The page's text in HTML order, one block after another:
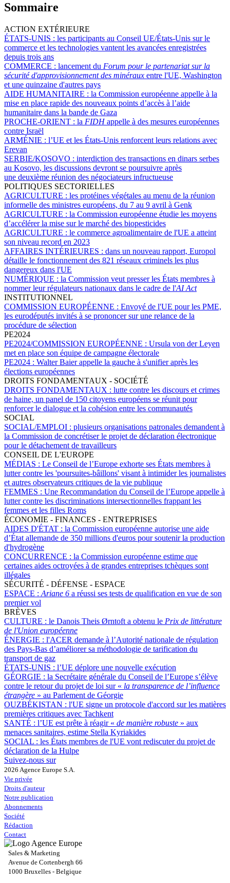
Sommaire
ACTION EXTÉRIEURE
ÉTATS-UNIS : les participants au Conseil UE/États-Unis sur le
commerce et les technologies vantent les avancées enregistrées
depuis trois ans
COMMERCE : lancement du Forum pour le partenariat sur la
sécurité d'approvisionnement des minéraux entre l'UE, Washington
et une quinzaine d'autres pays
AIDE HUMANITAIRE : la Commission européenne appelle à la
mise en place rapide des nouveaux points d’accès à l’aide
humanitaire dans la bande de Gaza
PROCHE-ORIENT : la FIDHappelle à des mesures européennes
contre Israël
ARMÉNIE : l’UE et les États-Unis renforcent leurs relations avec
Erevan
SERBIE/KOSOVO : interdiction des transactions en dinars serbes
au Kosovo, les discussions devront se poursuivre après
une deuxième réunion des négociateurs infructueuse
POLITIQUES SECTORIELLES
AGRICULTURE : les protéines végétales au menu de la réunion
informelle des ministres européens, du 7 au 9 avril à Genk
AGRICULTURE : la Commission européenne étudie les moyens
d’accélérer la mise sur le marché des biopesticides
AGRICULTURE : le commerce agroalimentaire de l'UE a atteint
son niveau record en 2023
AFFAIRES INTÉRIEURES : dans un nouveau rapport, Europol
détaille le fonctionnement des 821 réseaux criminels les plus
dangereux dans l'UE
NUMÉRIQUE : la Commission veut presser les États membres à
nommer leur régulateurs nationaux dans le cadre de l'AI Act
INSTITUTIONNEL
COMMISSION EUROPÉENNE : Envoyé de l'UE pour les PME,
les eurodéputés invités à se prononcer sur une relance de la
procédure de sélection
PE2024
PE2024/COMMISSION EUROPÉENNE : Ursula von der Leyen
met en place son équipe de campagne électorale
PE2024 : Walter Baier appelle la gauche à s'unifier après les
élections européennes
DROITS FONDAMENTAUX - SOCIÉTÉ
DROITS FONDAMENTAUX : lutte contre les discours et crimes
de haine, un panel de 150 citoyens européens se réunit pour
renforcer le dialogue et la cohésion entre les communautés
SOCIAL
SOCIAL/EMPLOI : plusieurs organisations patronales demandent à
la Commission de concrétiser le projet de déclaration électronique
pour le détachement de travailleurs
CONSEIL DE L'EUROPE
MÉDIAS : Le Conseil de l’Europe exhorte ses États membres à
lutter contre les 'poursuites-bâillons' visant à intimider les journalistes
et autres observateurs critiques de la vie publique
FEMMES : Une Recommandation du Conseil de l’Europe appelle à
lutter contre les discriminations intersectionnelles frappant les
femmes et les filles Roms
ÉCONOMIE - FINANCES - ENTREPRISES
AIDES D'ÉTAT : la Commission européenne autorise une aide
d’État allemande de 350 millions d'euros pour soutenir la production
d'hydrogène
CONCURRENCE : la Commission européenne estime que
certaines aides octroyées à de grandes entreprises tchèques sont
illégales
SÉCURITÉ - DÉFENSE - ESPACE
ESPACE : Ariane 6 a réussi ses tests de qualification en vue de son
premier vol
BRÈVES
CULTURE : le Danois Theis Ørntoft a obtenu le Prix de littérature
de l'Union européenne
ÉNERGIE : l'ACER demande à l’Autorité nationale de régulation
des Pays-Bas d’améliorer sa méthodologie de tarification du
transport de gaz
ÉTATS-UNIS : l’UE déplore une nouvelle exécution
GÉORGIE : la Secrétaire générale du Conseil de l’Europe s’élève
contre le retour du projet de loi sur « la transparence de l’influence
étrangère » au Parlement de Géorgie
OUZBÉKISTAN : l'UE signe un protocole d'accord sur les matières
premières critiques avec Tachkent
SANTÉ : l’UE est prête à réagir « de manière robuste » aux
menaces sanitaires, estime Stella Kyriakides
SOCIAL : les États membres de l'UE vont rediscuter du projet de
déclaration de la Hulpe
Suivez-nous sur
2026 Agence Europe S.A.
Vie privée
Droits d'auteur
Notre publication
Abonnements
Société
Rédaction
Contact
Sales & Marketing
Avenue de Cortenbergh 66
1000 Bruxelles - Belgique